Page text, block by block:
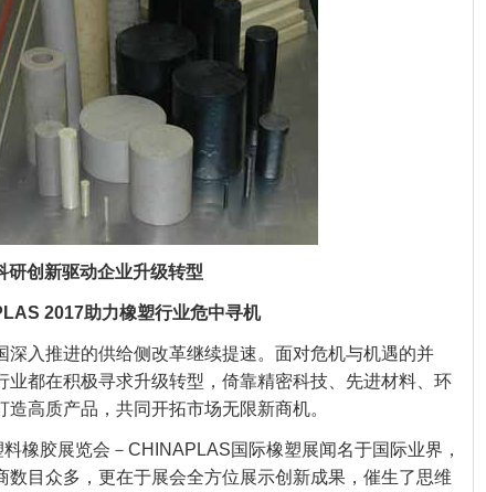
研创新驱动企业升级转型
2017助力橡塑行业危中寻机
深入推进的供给侧改革继续提速。面对危机与机遇的并
业都在积极寻求升级转型，倚靠精密科技、先进材料、环
高质产品，共同开拓市场无限新商机。
橡胶展览会－CHINAPLAS国际橡塑展闻名于国际业界，
目众多，更在于展会全方位展示创新成果，催生了思维